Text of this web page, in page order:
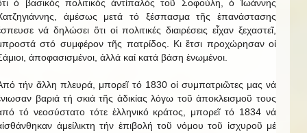
ὁ βασικός πολιτικός ἀντίπαλός τοῦ Σοφούλη, ὁ Ἰωάννης
ἀμέσως μετά τό ξέσπασμα τῆς ἐπανάστασης
νά δηλώσει ὅτι οἱ πολιτικές διαιρέσεις εἶχαν ξεχαστεῖ,
στό συμφέρον τῆς πατρίδος. Κι ἔτσι προχώρησαν οἱ
ἀποφασισμένοι, ἀλλά καί κατά βάση ἑνωμένοι.
τήν ἄλλη πλευρά, μπορεῖ τό 1830 οἱ συμπατριῶτες μας νά
βαριά τή σκιά τῆς ἀδικίας λόγω τοῦ ἀποκλεισμοῦ τους
τό νεοσύστατο τότε ἑλληνικό κράτος, μπορεῖ τό 1834 νά
ἀμείλικτη τήν ἐπιβολή τοῦ νόμου τοῦ ἰσχυροῦ μέ